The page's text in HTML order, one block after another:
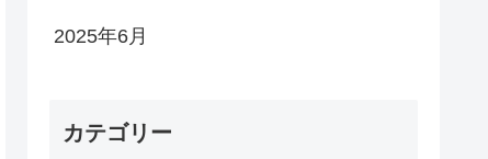
2025年6月
カテゴリー